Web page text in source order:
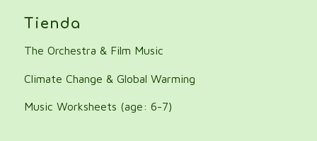
Tienda
The Orchestra & Film Music
Climate Change & Global Warming
Music Worksheets (age: 6-7)